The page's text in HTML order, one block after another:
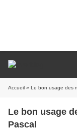
Accueil » Le bon usage des
Le bon usage
Pascal